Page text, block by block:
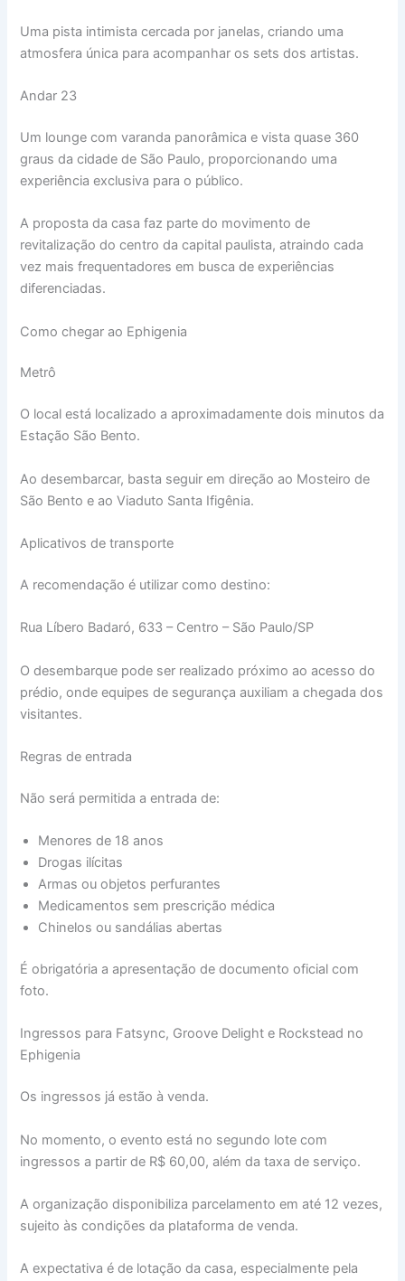
Uma pista intimista cercada por janelas, criando uma
atmosfera única para acompanhar os sets dos artistas.
Andar 23
Um lounge com varanda panorâmica e vista quase 360
graus da cidade de São Paulo, proporcionando uma
experiência exclusiva para o público.
A proposta da casa faz parte do movimento de
revitalização do centro da capital paulista, atraindo cada
vez mais frequentadores em busca de experiências
diferenciadas.
Como chegar ao Ephigenia
Metrô
O local está localizado a aproximadamente dois minutos da
Estação São Bento.
Ao desembarcar, basta seguir em direção ao Mosteiro de
São Bento e ao Viaduto Santa Ifigênia.
Aplicativos de transporte
A recomendação é utilizar como destino:
Rua Líbero Badaró, 633 – Centro – São Paulo/SP
O desembarque pode ser realizado próximo ao acesso do
prédio, onde equipes de segurança auxiliam a chegada dos
visitantes.
Regras de entrada
Não será permitida a entrada de:
Menores de 18 anos
Drogas ilícitas
Armas ou objetos perfurantes
Medicamentos sem prescrição médica
Chinelos ou sandálias abertas
É obrigatória a apresentação de documento oficial com
foto.
Ingressos para Fatsync, Groove Delight e Rockstead no
Ephigenia
Os ingressos já estão à venda.
No momento, o evento está no segundo lote com
ingressos a partir de R$ 60,00, além da taxa de serviço.
A organização disponibiliza parcelamento em até 12 vezes,
sujeito às condições da plataforma de venda.
A expectativa é de lotação da casa, especialmente pela